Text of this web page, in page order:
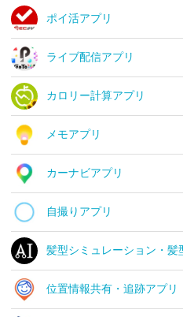
ポイ活アプリ
ライブ配信アプリ
カロリー計算アプリ
メモアプリ
カーナビアプリ
自撮りアプリ
髪型シミュレーション・髪
位置情報共有・追跡アプリ